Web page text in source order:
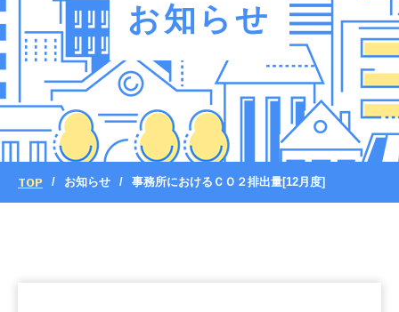
お知らせ
TOP お知らせ 事務所におけるＣＯ２排出量[12月度]